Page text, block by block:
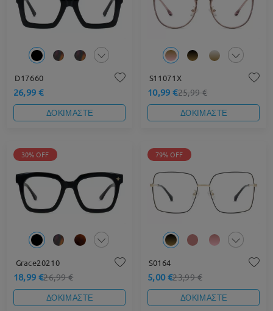
D17660
26,99 €
ΔΟΚΙΜΑΣΤΕ
S11071X
10,99 €25,99 €
ΔΟΚΙΜΑΣΤΕ
30% OFF
Grace20210
18,99 €26,99 €
ΔΟΚΙΜΑΣΤΕ
79% OFF
S0164
5,00 €23,99 €
ΔΟΚΙΜΑΣΤΕ